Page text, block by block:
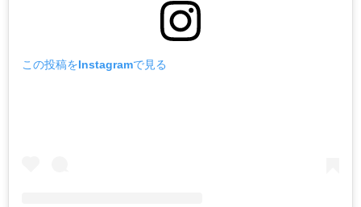
この投稿をInstagramで見る